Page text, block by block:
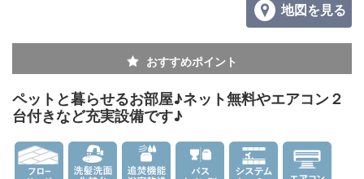
地図を見る
おすすめポイント
ペットと暮らせるお部屋♪ネット無料やエアコン２
台付きなど充実設備です♪